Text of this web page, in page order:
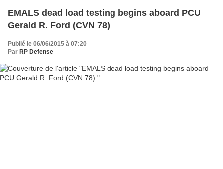
EMALS dead load testing begins aboard PCU
Gerald R. Ford (CVN 78)
Publié le 06/06/2015 à 07:20
Par RP Defense